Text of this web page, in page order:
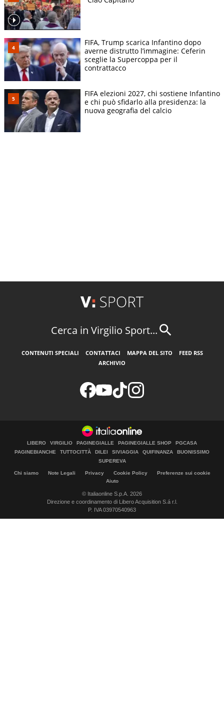
FIFA, Trump scarica Infantino dopo
averne distrutto l’immagine: Ceferin
sceglie la Supercoppa per il
contrattacco
FIFA elezioni 2027, chi sostiene Infantino
e chi può sfidarlo alla presidenza: la
nuova geografia del calcio
Cerca in Virgilio Sport...
CONTENUTI SPECIALI CONTATTACI MAPPA DEL SITO
FEED RSS
ARCHIVIO
LIBERO VIRGILIO PAGINEGIALLE PAGINEGIALLE SHOP
PGCASA
PAGINEBIANCHE
TUTTOCITTÀ DILEI SIVIAGGIA QUIFINANZA
BUONISSIMO
SUPEREVA
Chi siamo Note Legali Privacy Cookie Policy
Preferenze sui cookie
Aiuto
© Italiaonline S.p.A. 2026
Direzione e coordinamento di Libero Acquisition S.á r.l.
P. IVA 03970540963